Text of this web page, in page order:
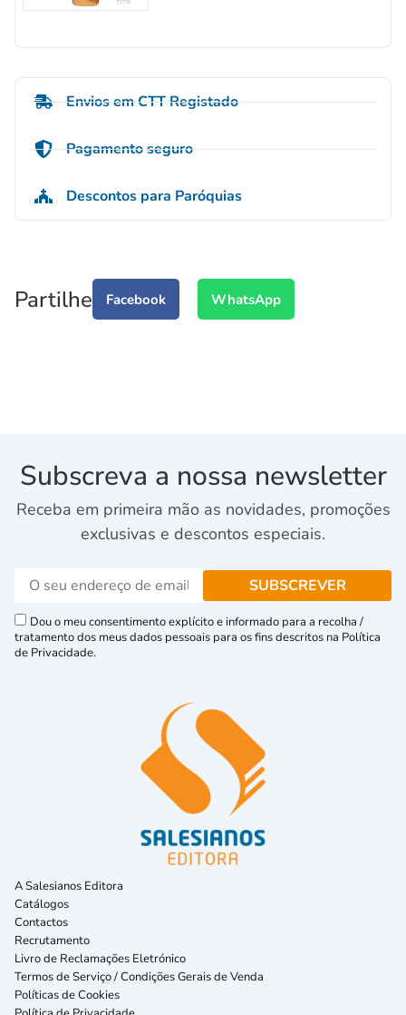
Envios em CTT Registado
Pagamento seguro
Descontos para Paróquias
Partilhe Facebook WhatsApp
Subscreva a nossa newsletter
Receba em primeira mão as novidades, promoções
exclusivas e descontos especiais.
Dou o meu consentimento explícito e informado para a recolha /
tratamento dos meus dados pessoais para os fins descritos na Política
de Privacidade.
A Salesianos Editora
Catálogos
Contactos
Recrutamento
Livro de Reclamações Eletrónico
Termos de Serviço / Condições Gerais de Venda
Políticas de Cookies